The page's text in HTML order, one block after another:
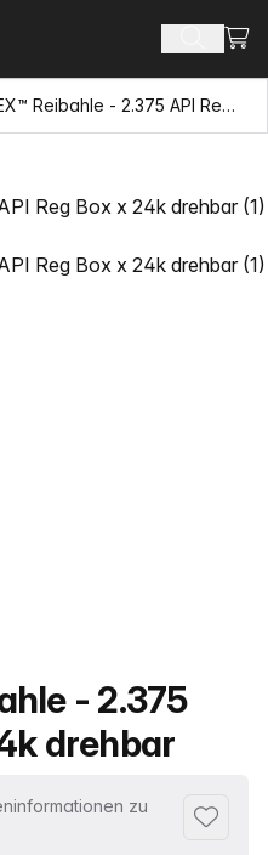
8" T-REX™ Reibahle - 2.375 API Reg Box x 24k drehbar
- 2.375
drehbar
zu
Zu